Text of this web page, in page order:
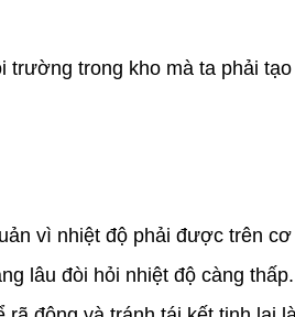
trong kho mà ta phải
vì nhiệt độ phải được trên
lâu đòi hỏi nhiệt độ càng